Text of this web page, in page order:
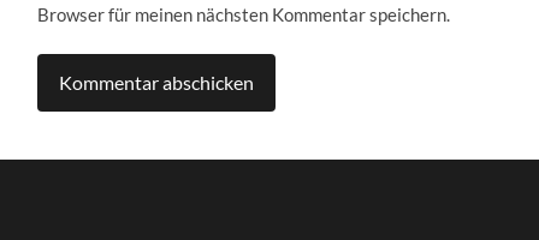
Browser für meinen nächsten Kommentar speichern.